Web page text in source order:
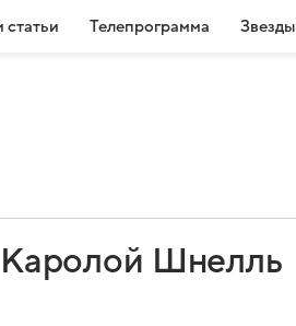
статьи Телепрограмма Звезды
Шнелль